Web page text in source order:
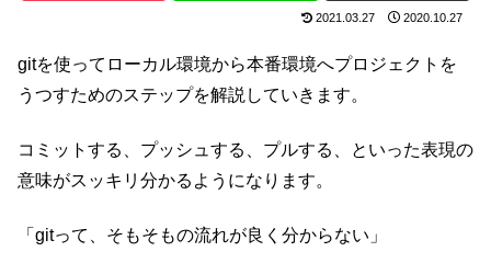
2021.03.27 2020.10.27
gitを使ってローカル環境から本番環境へプロジェクトを
うつすためのステップを解説していきます。
コミットする、プッシュする、プルする、といった表現の
意味がスッキリ分かるようになります。
「gitって、そもそもの流れが良く分からない」